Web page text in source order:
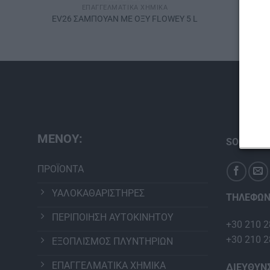
ΕΠΑΓΓΕΛΜΑΤΙΚΆ ΧΗΜΙΚΆ
EV26 ΣΑΜΠΟΥΑΝ ΜΕ ΟΞΥ FLOWEY 5 L
ΜΕΝΟΥ:
ΠΡΟΪΟΝΤΑ
ΥΑΛΟΚΑΘΑΡΙΣΤΗΡΕΣ
ΠΕΡΙΠΟΙΗΣΗ ΑΥΤΟΚΙΝΗΤΟΥ
ΕΞΟΠΛΙΣΜΟΣ ΠΛΥΝΤΗΡΙΩΝ
ΕΠΑΓΓΕΛΜΑΤΙΚΑ ΧΗΜΙΚΑ
SOCIAL
+30 210
+30 210